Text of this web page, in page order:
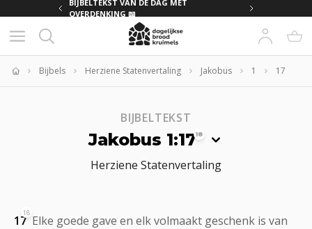
BIJBELTEKST VAN DE DAG MET
OVERDENKING 📖
Home
Bijbels Herziene Statenvertaling Jakobus 1 17
BIJBELTEKST
Jakobus 1:1718
Herziene Statenvertaling
17
18
Elke goede gave en elk volmaakt geschenk is van